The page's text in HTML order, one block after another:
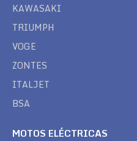
KAWASAKI
TRIUMPH
VOGE
ZONTES
ITALJET
BSA
MOTOS ELÉCTRICAS